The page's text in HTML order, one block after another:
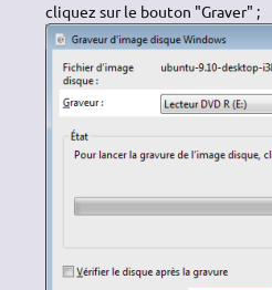
cliquez sur le bouton "Graver" ;